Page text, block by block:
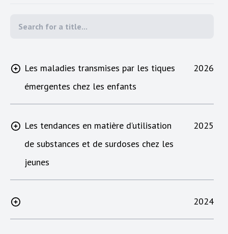
Les maladies transmises par les tiques
émergentes chez les enfants
2026
Les tendances en matière d’utilisation
de substances et de surdoses chez les
jeunes
2025
2024